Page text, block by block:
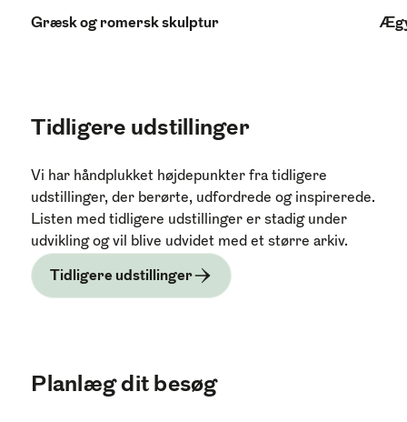
Græsk og romersk skulptur
Tidligere udstillinger
Vi har håndplukket højdepunkter fra tidligere
udstillinger, der berørte, udfordrede og inspirerede.
Listen med tidligere udstillinger er stadig under
udvikling og vil blive udvidet med et større arkiv.
Tidligere udstillinger
Planlæg dit besøg